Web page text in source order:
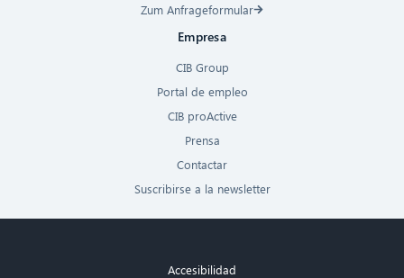
Zum Anfrageformular
Empresa
CIB Group
Portal de empleo
CIB proActive
Prensa
Contactar
Suscribirse a la newsletter
Accesibilidad